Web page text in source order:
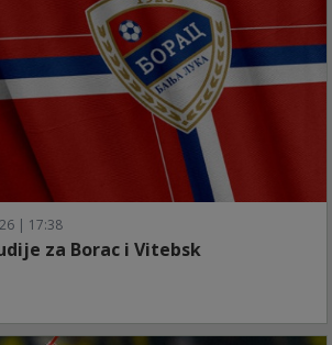
| 17:38
za Borac i Vitebsk